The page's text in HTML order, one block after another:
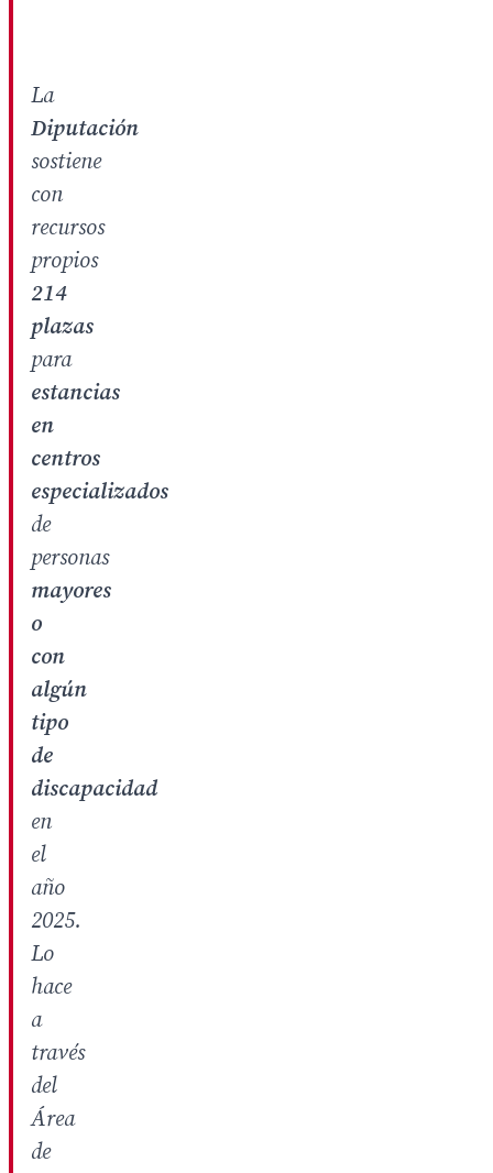
La
Diputación
sostiene
con
recursos
propios
214
plazas
para
estancias
en
centros
especializados
de
personas
mayores
o
con
algún
tipo
de
discapacidad
en
el
año
2025.
Lo
hace
a
través
del
Área
de